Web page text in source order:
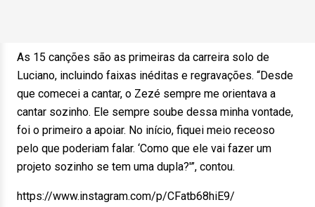
As 15 canções são as primeiras da carreira solo de
Luciano, incluindo faixas inéditas e regravações. “Desde
que comecei a cantar, o Zezé sempre me orientava a
cantar sozinho. Ele sempre soube dessa minha vontade,
foi o primeiro a apoiar. No início, fiquei meio receoso
pelo que poderiam falar. ‘Como que ele vai fazer um
projeto sozinho se tem uma dupla?'”, contou.
https://www.instagram.com/p/CFatb68hiE9/